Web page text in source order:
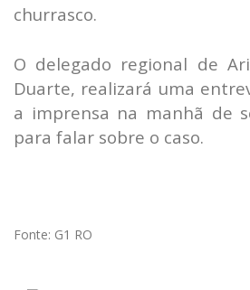
churrasco.
O delegado regional de
Duarte, realizará uma
a imprensa na manhã de
para falar sobre o caso.
Fonte: G1 RO